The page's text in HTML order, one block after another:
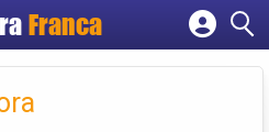
Franca
Cadastrar empresa
Criar conta